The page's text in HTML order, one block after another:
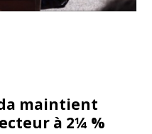
maintient
à 2¼ %